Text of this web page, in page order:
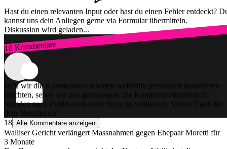
Hast du einen relevanten Input oder hast du einen Fehler entdeckt?
kannst uns dein Anliegen gerne via Formular übermitteln.
Diskussion wird geladen...
18 Kommentare
Zum Login
Weil wir die Kommentar-Debatten weiterhin persönlich moderieren
möchten, sehen wir uns gezwungen, die Kommentarfunktion 24
Stunden nach Publikation einer Story zu schliessen. Vielen Dank für
dein Verständnis!
18 Alle Kommentare anzeigen
Walliser Gericht verlängert Massnahmen gegen Ehepaar Moretti für
3 Monate